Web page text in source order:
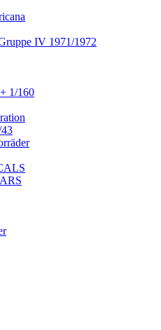
IV 1971/1972
1/160